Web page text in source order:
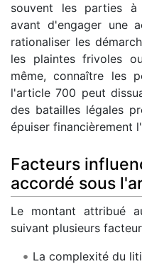
souvent les parties à
avant d'engager une
rationaliser les
les plaintes frivoles
même, connaître les
l'article 700 peut
des batailles légales
épuiser financièrement
Facteurs
accordé sous
Le montant attribué
suivant plusieurs
La complexité du